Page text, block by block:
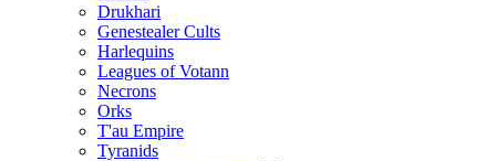
Drukhari
Genestealer Cults
Harlequins
Leagues of Votann
Necrons
Orks
T'au Empire
Tyranids